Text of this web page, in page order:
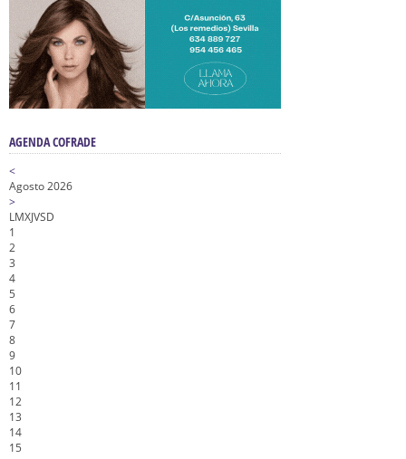
AGENDA COFRADE
<
Agosto 2026
>
LMXJVSD
1
2
3
4
5
6
7
8
9
10
11
12
13
14
15